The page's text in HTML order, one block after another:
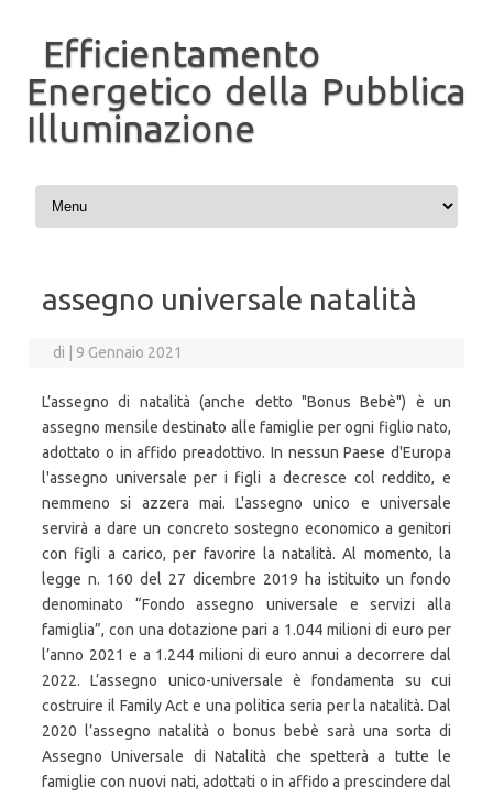
Efficientamento
Energetico della Pubblica
Illuminazione
Vai al contenuto
assegno universale natalità
di 9 Gennaio 2021
L’assegno di natalità (anche detto "Bonus Bebè") è un
assegno mensile destinato alle famiglie per ogni figlio nato,
adottato o in affido preadottivo. In nessun Paese d'Europa
l'assegno universale per i figli a decresce col reddito, e
nemmeno si azzera mai. L'assegno unico e universale
servirà a dare un concreto sostegno economico a genitori
con figli a carico, per favorire la natalità. Al momento, la
legge n. 160 del 27 dicembre 2019 ha istituito un fondo
denominato “Fondo assegno universale e servizi alla
famiglia”, con una dotazione pari a 1.044 milioni di euro per
l’anno 2021 e a 1.244 milioni di euro annui a decorrere dal
2022. L’assegno unico-universale è fondamenta su cui
costruire il Family Act e una politica seria per la natalità. Dal
2020 l’assegno natalità o bonus bebè sarà una sorta di
Assegno Universale di Natalità che spetterà a tutte le
famiglie con nuovi nati, adottati o in affido a prescindere dal